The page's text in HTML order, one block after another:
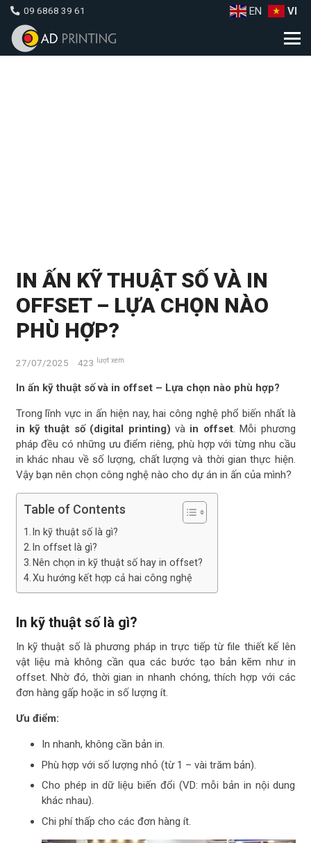
09 6868 39 61 EN VI
IN ẤN KỸ THUẬT SỐ VÀ IN
OFFSET – LỰA CHỌN NÀO
PHÙ HỢP?
27/07/2025 423 lượt xem
In ấn kỹ thuật số và in offset – Lựa chọn nào phù hợp?
Trong lĩnh vực in ấn hiện nay, hai công nghệ phổ biến nhất là
in kỹ thuật số (digital printing) và in offset. Mỗi phương
pháp đều có những ưu điểm riêng, phù hợp với từng nhu cầu
in khác nhau về số lượng, chất lượng và thời gian thực hiện.
Vậy bạn nên chọn công nghệ nào cho dự án in ấn của mình?
Table of Contents
In kỹ thuật số là gì?
In offset là gì?
Nên chọn in kỹ thuật số hay in offset?
Xu hướng kết hợp cả hai công nghệ
In kỹ thuật số là gì?
In kỹ thuật số là phương pháp in trực tiếp từ file thiết kế lên
vật liệu mà không cần qua các bước tạo bản kẽm như in
offset. Nhờ đó, thời gian in nhanh chóng, thích hợp với các
đơn hàng gấp hoặc in số lượng ít.
Ưu điểm:
In nhanh, không cần bản in.
Phù hợp với số lượng nhỏ (từ 1 – vài trăm bản).
Cho phép in dữ liệu biến đổi (VD: mỗi bản in nội dung
khác nhau).
Chi phí thấp cho các đơn hàng ít.